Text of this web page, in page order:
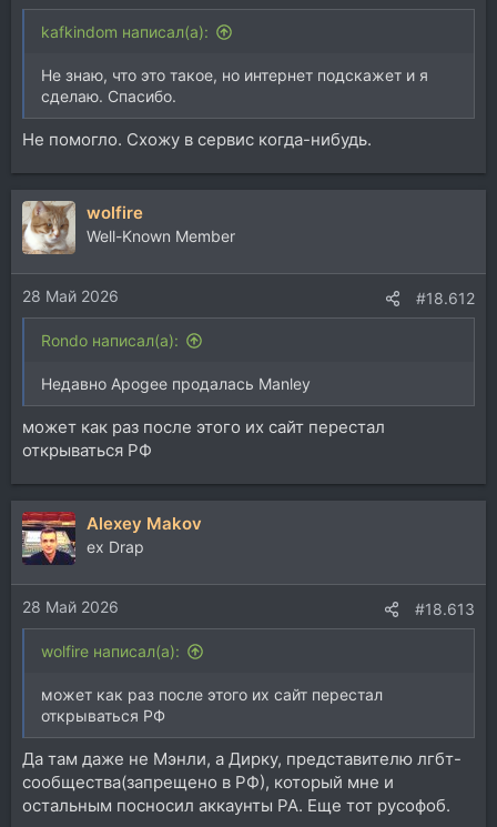
kafkindom написал(а):
Не знаю, что это такое, но интернет подскажет и я
сделаю. Спасибо.
Не помогло. Схожу в сервис когда-нибудь.
wolfire
Well-Known Member
28 Май 2026 #18.612
Rondo написал(а):
Недавно Apogee продалась Manley
может как раз после этого их сайт перестал
открываться РФ
Alexey Makov
ex Drap
28 Май 2026 #18.613
wolfire написал(а):
может как раз после этого их сайт перестал
открываться РФ
Да там даже не Мэнли, а Дирку, представителю лгбт-
сообщества(запрещено в РФ), который мне и
остальным посносил аккаунты РА. Еще тот русофоб.